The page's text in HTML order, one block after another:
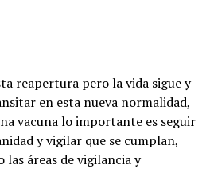
reapertura pero la vida sigue y
en esta nueva normalidad,
vacuna lo importante es seguir
y vigilar que se cumplan,
áreas de vigilancia y